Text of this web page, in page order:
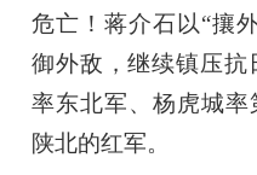
危亡！蒋介石以“攘
御外敌，继续镇压抗
率东北军、杨虎城率
陕北的红军。